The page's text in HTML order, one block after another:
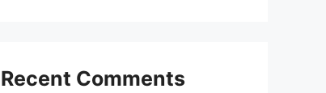
Recent Comments